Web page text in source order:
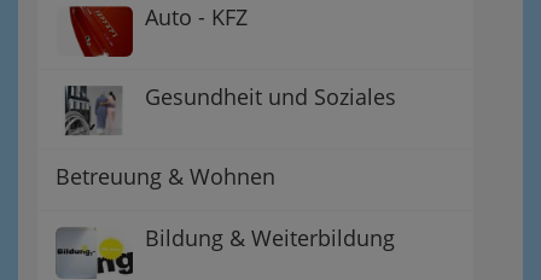
Auto - KFZ
Gesundheit und Soziales
Betreuung & Wohnen
Bildung & Weiterbildung